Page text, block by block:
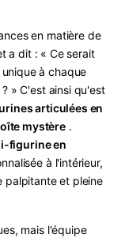
en matière de
a dit : « Ce serait
à chaque
» C'est ainsi qu'est
articulées en
mystère .
figurine en
à l'intérieur,
palpitante et pleine
mais l'équipe